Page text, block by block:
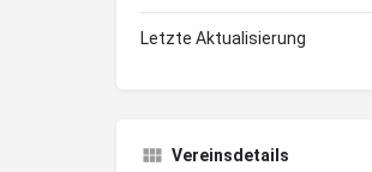
Letzte Aktualisierung
Vereinsdetails